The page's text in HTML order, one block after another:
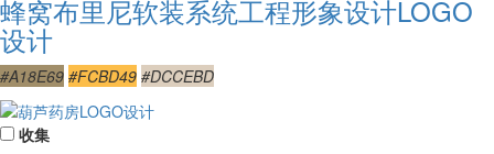
蜂窝布里尼软装系统工程形象设计LOGO
设计
#A18E69 #FCBD49 #DCCEBD
收集